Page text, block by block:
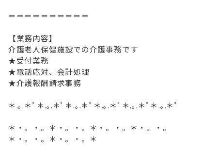
＝＝＝＝＝＝＝＝＝＝
【業務内容】
介護老人保健施設での介護事務です
★受付業務
★電話応対、会計処理
★介護報酬請求事務
＊.｡.＊ﾟ＊.｡.＊ﾟ＊.｡.＊ﾟ＊.｡.＊ﾟ＊.｡.＊ﾟ＊.｡.＊ﾟ
＊・。・。＊・。・。＊・。・。＊・。・。
＊・。・。＊・。・。＊